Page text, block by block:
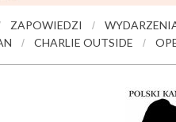
ZAPOWIEDZI /
/ CHARLIE OUTSIDE /